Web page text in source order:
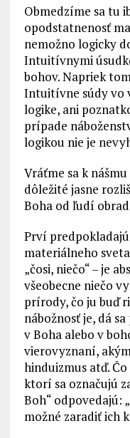
Obmedzíme sa tu
opodstatnenosť
nemožno logicky
Intuitívnymi
bohov. Napriek
Intuitívne súdy vo
logike, ani
prípade
logikou nie je
Vráťme sa k
dôležité jasne
Boha od ľudí
Prví
materiálneho
„čosi, niečo“ – je
všeobecne niečo
prírody, čo ju buď
nábožnosť je, dá
v Boha alebo v
vierovyznaní,
hinduizmus atď.
ktorí sa označujú
Boh“ odpovedajú:
možné zaradiť ich